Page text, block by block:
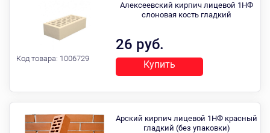
Код товара: 1006729
26 руб.
Алексеевский кирпич лицевой 1НФ
слоновая кость гладкий
Купить
Арский кирпич лицевой 1НФ красный
гладкий (без упаковки)